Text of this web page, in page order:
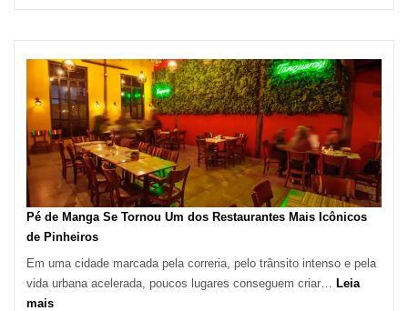
Pé de Manga Se Tornou Um dos Restaurantes Mais Icônicos
de Pinheiros
Em uma cidade marcada pela correria, pelo trânsito intenso e pela
vida urbana acelerada, poucos lugares conseguem criar… Leia
mais: